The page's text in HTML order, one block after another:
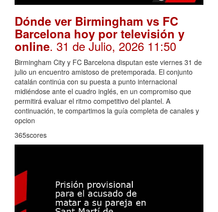
Dónde ver Birmingham vs FC
Barcelona hoy por televisión y
online. 31 de Julio, 2026 11:50
Birmingham City y FC Barcelona disputan este viernes 31 de
julio un encuentro amistoso de pretemporada. El conjunto
catalán continúa con su puesta a punto internacional
midiéndose ante el cuadro inglés, en un compromiso que
permitirá evaluar el ritmo competitivo del plantel. A
continuación, te compartimos la guía completa de canales y
opcion
365scores